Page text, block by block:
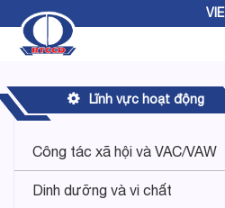
VIE
Lĩnh vực hoạt động
Công tác xã hội và VAC/VAW
Dinh dưỡng và vi chất